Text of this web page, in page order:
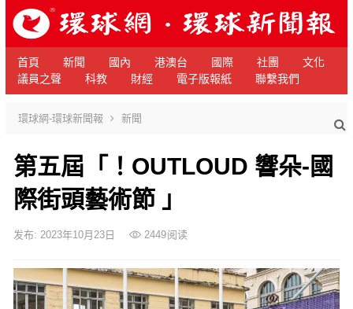
首頁 新聞 國內 港澳台 國際 社團
文化
議員之聲
科教 財經 電子版報紙 聯繫我們
環球網-環球新聞報 新聞
第五屆「！OUTLOUD 響朵-國
際街頭藝術節 」
发布: 2023年10月23日 2449阅读